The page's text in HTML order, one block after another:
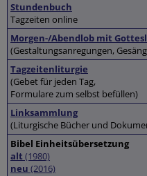
Stundenbuch
Tagzeiten online
Morgen-/Abendlob mit
(Gestaltungsanregungen,
Tagzeitenliturgie
(Gebet für jeden Tag,
Formulare zum selbst befüllen)
Linksammlung
(Liturgische Bücher und
Bibel Einheitsübersetzung
alt (1980)
neu (2016)